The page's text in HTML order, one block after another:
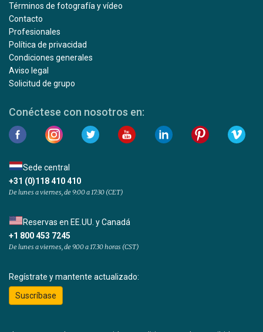
Términos de fotografía y vídeo
Contacto
Profesionales
Política de privacidad
Condiciones generales
Aviso legal
Solicitud de grupo
Conéctese con nosotros en:
Sede central
+31 (0)118 410 410
De lunes a viernes, de 9:00 a 17:30 (CET)
Reservas en EE.UU. y Canadá
+1 800 453 7245
De lunes a viernes, de 9.00 a 17.30 horas (CST)
Regístrate y mantente actualizado:
Suscríbase